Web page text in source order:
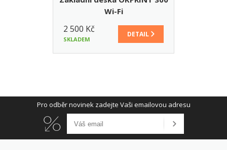
Wi-Fi
2 500 Kč
SKLADEM
DETAIL
Pro odběr novinek zadejte Vaši emailovou adresu